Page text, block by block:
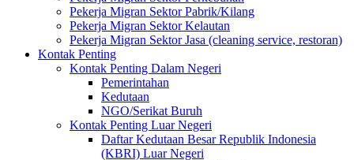
Pekerja Migran Sektor Pabrik/Kilang
Pekerja Migran Sektor Kelautan
Pekerja Migran Sektor Jasa (cleaning service, restoran)
Kontak Penting
Kontak Penting Dalam Negeri
Pemerintahan
Kedutaan
NGO/Serikat Buruh
Kontak Penting Luar Negeri
Daftar Kedutaan Besar Republik Indonesia
(KBRI) Luar Negeri